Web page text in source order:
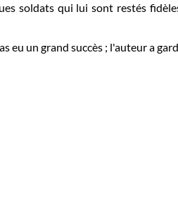
soldats qui lui sont restés
eu un grand succès ; l'auteur a